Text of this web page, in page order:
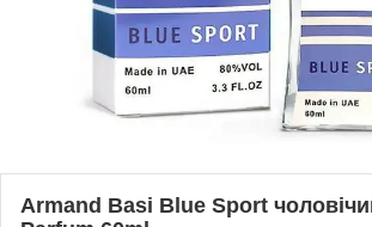
Armand Basi Blue Sport